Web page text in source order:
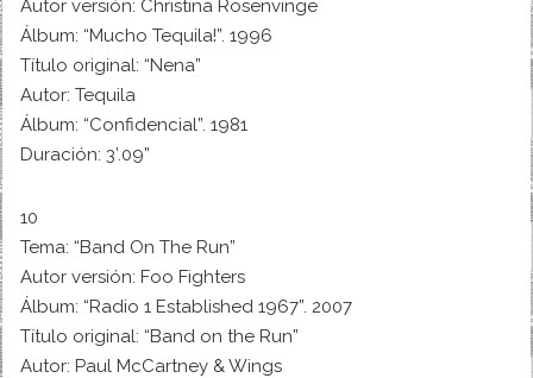
Autor versión: Christina Rosenvinge
Álbum: “Mucho Tequila!”. 1996
Título original: “Nena”
Autor: Tequila
Álbum: “Confidencial”. 1981
Duración: 3’.09”
10
Tema: “Band On The Run”
Autor versión: Foo Fighters
Álbum: “Radio 1 Established 1967”. 2007
Título original: “Band on the Run”
Autor: Paul McCartney & Wings